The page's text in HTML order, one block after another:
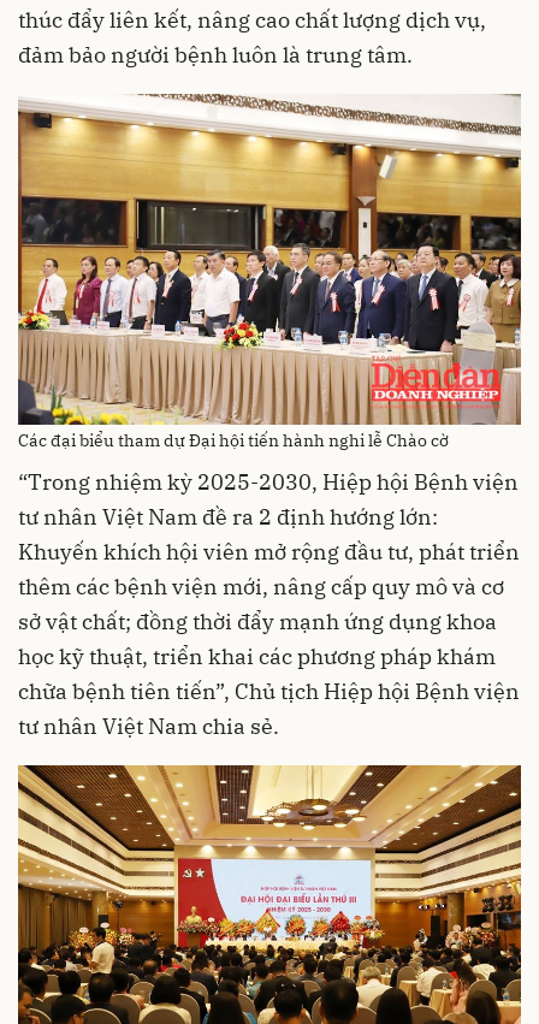
thúc đẩy liên kết, nâng cao chất lượng dịch vụ,
đảm bảo người bệnh luôn là trung tâm.
Các đại biểu tham dự Đại hội tiến hành nghi lễ Chào cờ
“Trong nhiệm kỳ 2025-2030, Hiệp hội Bệnh viện
tư nhân Việt Nam đề ra 2 định hướng lớn:
Khuyến khích hội viên mở rộng đầu tư, phát triển
thêm các bệnh viện mới, nâng cấp quy mô và cơ
sở vật chất; đồng thời đẩy mạnh ứng dụng khoa
học kỹ thuật, triển khai các phương pháp khám
chữa bệnh tiên tiến”, Chủ tịch Hiệp hội Bệnh viện
tư nhân Việt Nam chia sẻ.